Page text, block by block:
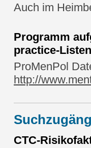
Auch im
Programm
practice-
ProMenPol
http://
CTC-